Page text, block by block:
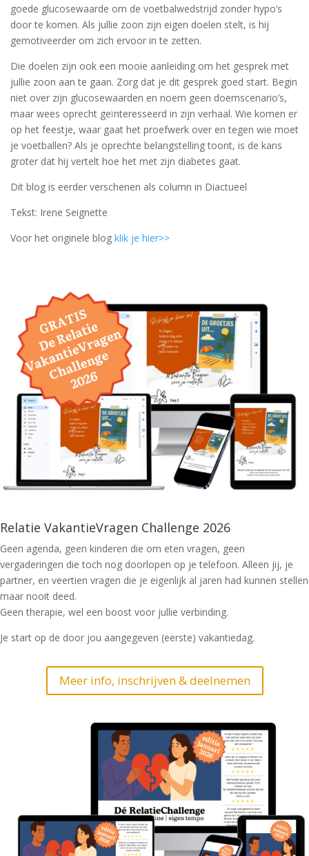
goede glucosewaarde om de voetbalwedstrijd zonder hypo’s
door te komen. Als jullie zoon zijn eigen doelen stelt, is hij
gemotiveerder om zich ervoor in te zetten.
Die doelen zijn ook een mooie aanleiding om het gesprek met
jullie zoon aan te gaan. Zorg dat je dit gesprek goed start. Begin
niet over zijn glucosewaarden en noem geen doemscenario’s,
maar wees oprecht geïnteresseerd in zijn verhaal. Wie komen er
op het feestje, waar gaat het proefwerk over en tegen wie moet
je voetballen? Als je oprechte belangstelling toont, is de kans
groter dat hij vertelt hoe het met zijn diabetes gaat.
Dit blog is eerder verschenen als column in Diactueel
Tekst: Irene Seignette
Voor het originele blog klik je hier>>
Relatie VakantieVragen Challenge 2026
Geen agenda, geen kinderen die om eten vragen, geen
vergaderingen die toch nog doorlopen op je telefoon. Alleen jij, je
partner, en veertien vragen die je eigenlijk al jaren had kunnen stellen
maar nooit deed.
Geen therapie, wel een boost voor jullie verbinding.
Je start op de door jou aangegeven (eerste) vakantiedag.
Meer info, inschrijven & deelnemen